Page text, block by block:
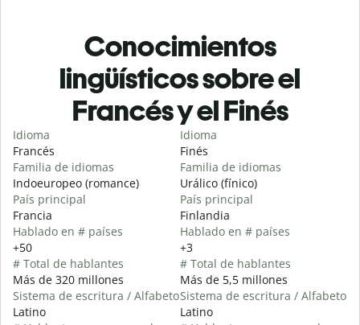
Conocimientos
lingüísticos sobre el
Francés y el Finés
Idioma
Francés
Familia de idiomas
Indoeuropeo (romance)
País principal
Francia
Hablado en # países
+50
# Total de hablantes
Más de 320 millones
Sistema de escritura / Alfabeto
Latino
Idioma
Finés
Familia de idiomas
Urálico (fínico)
País principal
Finlandia
Hablado en # países
+3
# Total de hablantes
Más de 5,5 millones
Sistema de escritura / Alfabeto
Latino